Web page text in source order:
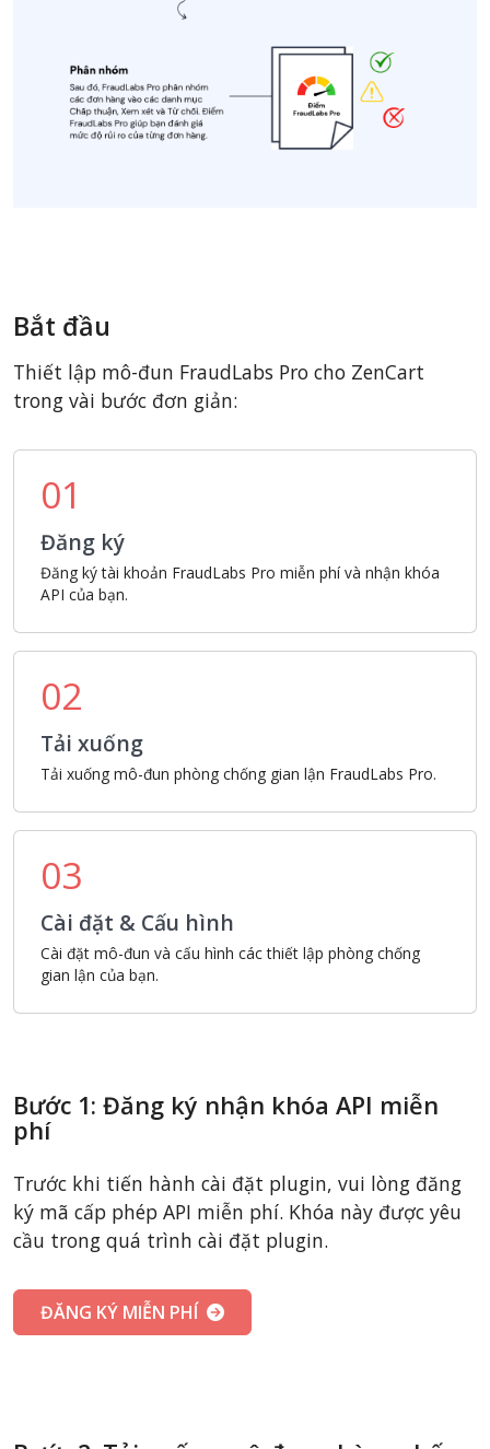
Bắt đầu
Thiết lập mô-đun FraudLabs Pro cho ZenCart
trong vài bước đơn giản:
01
Đăng ký
Đăng ký tài khoản FraudLabs Pro miễn phí và nhận khóa
API của bạn.
02
Tải xuống
Tải xuống mô-đun phòng chống gian lận FraudLabs Pro.
03
Cài đặt & Cấu hình
Cài đặt mô-đun và cấu hình các thiết lập phòng chống
gian lận của bạn.
Bước 1: Đăng ký nhận khóa API miễn
phí
Trước khi tiến hành cài đặt plugin, vui lòng đăng
ký mã cấp phép API miễn phí. Khóa này được yêu
cầu trong quá trình cài đặt plugin.
ĐĂNG KÝ MIỄN PHÍ